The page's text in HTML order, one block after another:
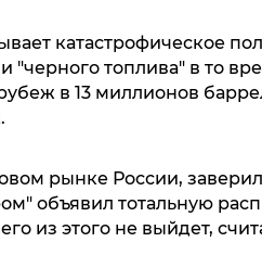
катастрофическое
"черного топлива" в то
в 13 миллионов
рынке России,
объявил тотальную
из этого не выйдет,